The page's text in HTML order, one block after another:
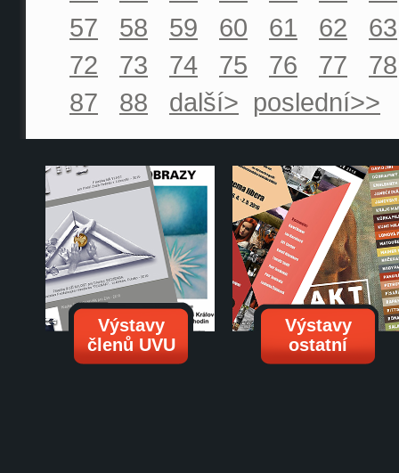
57
58 59 60 61 62
63
72
73 74 75 76 77
78
87
88 další> poslední>>
Výstavy
členů UVU
Výstavy
ostatní